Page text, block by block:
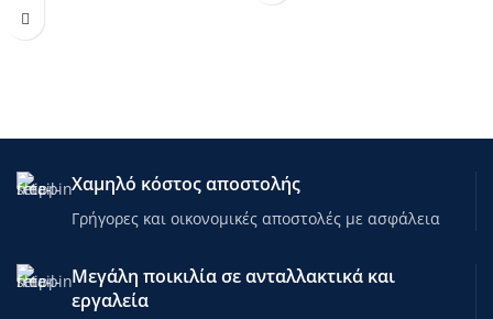
Εξωτερικό Ύφασμα: 170T Polyester
Εσωτερικό Ύφασμα: 190T Pongee
Κορδόνι στο προσκέφαλο για τη
Σάκοι μεταφοράς
συμπεριλαμβάνονται
υπνόσακου WAYNA της INCA είναι
ότι μπορείτε να τους
χρησιμοποιήσετε ανεξάρτητα τον
Χαμηλό κόστος αποστολής
Γρήγορες και οικονομικές αποστολές με ασφάλεια
Μεγάλη ποικιλία σε ανταλλακτικά και
εργαλεία